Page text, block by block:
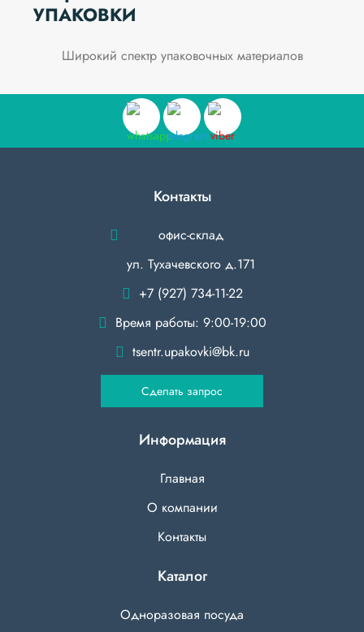
УПАКОВКИ
Широкий спектр упаковочных материалов
Контакты
офис-склад
ул. Тухачевского д.171
+7 (927) 734-11-22
Время работы: 9:00-19:00
tsentr.upakovki@bk.ru
Сделать запрос
Информация
Главная
О компании
Контакты
Каталог
Одноразовая посуда